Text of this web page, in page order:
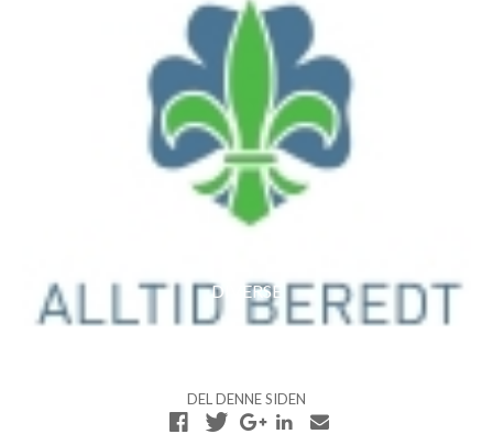
DIVERSE
DEL DENNE SIDEN